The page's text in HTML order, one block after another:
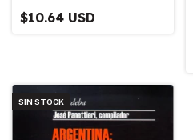
$10.64 USD
SIN STOCK